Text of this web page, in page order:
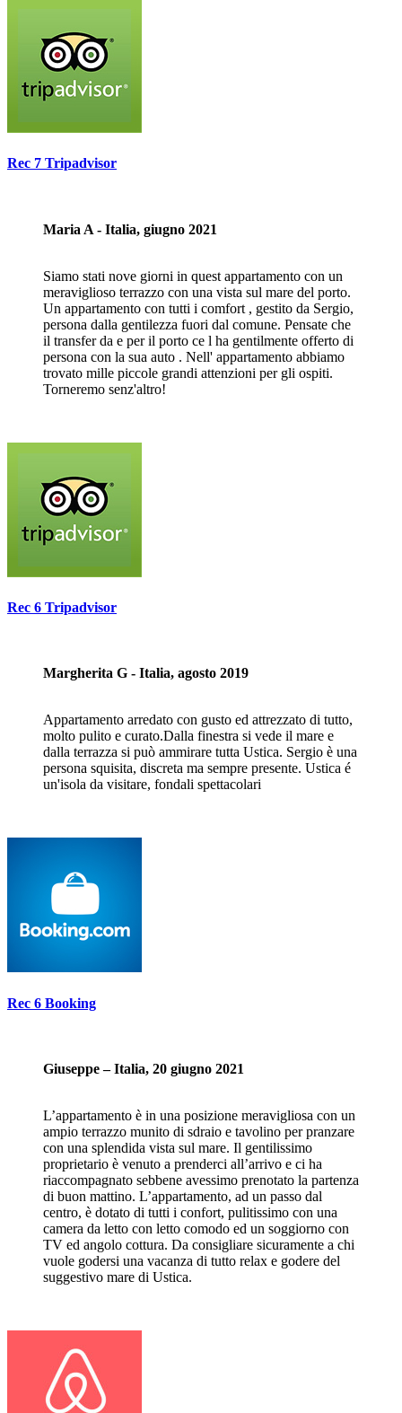
Rec 7 Tripadvisor
Maria A - Italia, giugno 2021
Siamo stati nove giorni in quest appartamento con un
meraviglioso terrazzo con una vista sul mare del porto.
Un appartamento con tutti i comfort , gestito da Sergio,
persona dalla gentilezza fuori dal comune. Pensate che
il transfer da e per il porto ce l ha gentilmente offerto di
persona con la sua auto . Nell' appartamento abbiamo
trovato mille piccole grandi attenzioni per gli ospiti.
Torneremo senz'altro!
Rec 6 Tripadvisor
Margherita G - Italia, agosto 2019
Appartamento arredato con gusto ed attrezzato di tutto,
molto pulito e curato.Dalla finestra si vede il mare e
dalla terrazza si può ammirare tutta Ustica. Sergio è una
persona squisita, discreta ma sempre presente. Ustica é
un'isola da visitare, fondali spettacolari
Rec 6 Booking
Giuseppe – Italia, 20 giugno 2021
L’appartamento è in una posizione meravigliosa con un
ampio terrazzo munito di sdraio e tavolino per pranzare
con una splendida vista sul mare. Il gentilissimo
proprietario è venuto a prenderci all’arrivo e ci ha
riaccompagnato sebbene avessimo prenotato la partenza
di buon mattino. L’appartamento, ad un passo dal
centro, è dotato di tutti i confort, pulitissimo con una
camera da letto con letto comodo ed un soggiorno con
TV ed angolo cottura. Da consigliare sicuramente a chi
vuole godersi una vacanza di tutto relax e godere del
suggestivo mare di Ustica.